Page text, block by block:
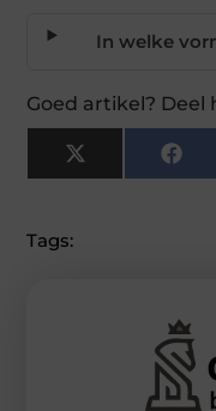
In welke
Goed artikel? Deel
X
(Twitter)
Tags: